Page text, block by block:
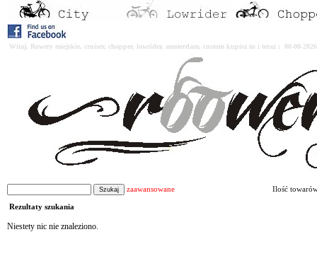
Witaj. Rowery miejskie, cruiser, chopper, lowrider, amsterdam, custom kupisz tu i teraz : 08-08-
zaawansowane Ilość
Rezultaty szukania
Niestety nic nie znaleziono.